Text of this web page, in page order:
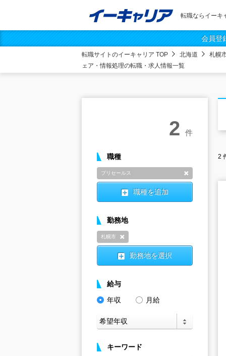
転職ならイーキ
会員登
転職サイトのイーキャリア TOP 北海道
札幌
ェア・情報処理の転職・求人情報一覧
2
2 件
職種
プリセールス
職種を追加
勤務地
札幌市
勤務地を選択
給与
年収
月給
キーワード